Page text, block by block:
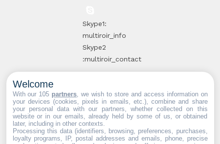
Skype1:
multiroir_info
Skype2
:multiroir_contact
10, route de
Brie-Comte-
Robert
94520 Périgny-
sur-Yerres
Welcome
With our 105 partners , we wish to store and access information on
your devices (cookies, pixels in emails, etc.), combine and share
your personal data with our partners, whether collected on this
website or in our emails, already held by some of us, or obtained
later, including in other contexts.
Processing this data (identifiers, browsing, preferences, purchases,
loyalty programs, IP, postal addresses and emails, phone, precise